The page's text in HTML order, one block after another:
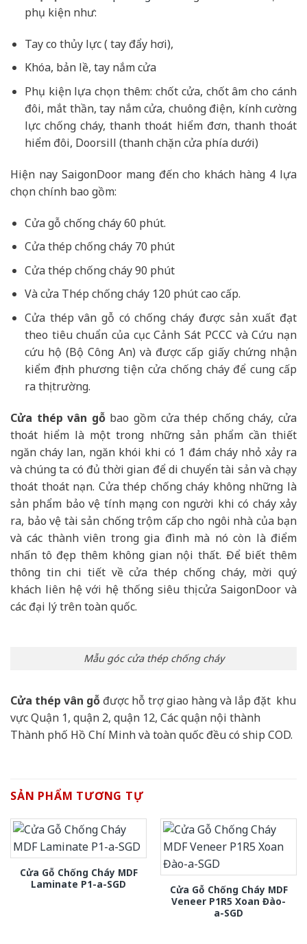
phụ kiện như:
Tay co thủy lực ( tay đẩy hơi),
Khóa, bản lề, tay nắm cửa
Phụ kiện lựa chọn thêm: chốt cửa, chốt âm cho cánh
đôi, mắt thần, tay nắm cửa, chuông điện, kính cường
lực chống cháy, thanh thoát hiểm đơn, thanh thoát
hiểm đôi, Doorsill (thanh chặn cửa phía dưới)
Hiện nay SaigonDoor mang đến cho khách hàng 4 lựa
chọn chính bao gồm:
Cửa gỗ chống cháy 60 phút.
Cửa thép chống cháy 70 phút
Cửa thép chống cháy 90 phút
Và cửa Thép chống cháy 120 phút cao cấp.
Cửa thép vân gỗ có chống cháy được sản xuất đạt
theo tiêu chuẩn của cục Cảnh Sát PCCC và Cứu nạn
cứu hộ (Bộ Công An) và được cấp giấy chứng nhận
kiểm định phương tiện cửa chống cháy để cung cấp
ra thị trường.
Cửa thép vân gỗbao gồm cửa thép chống cháy, cửa
thoát hiểm là một trong những sản phẩm cần thiết
ngăn cháy lan, ngăn khói khi có 1 đám cháy nhỏ xảy ra
và chúng ta có đủ thời gian để di chuyển tài sản và chạy
thoát thoát nạn. Cửa thép chống cháy không những là
sản phẩm bảo vệ tính mạng con người khi có cháy xảy
ra, bảo vệ tài sản chống trộm cấp cho ngôi nhà của bạn
và các thành viên trong gia đình mà nó còn là điểm
nhấn tô đẹp thêm không gian nội thất. Để biết thêm
thông tin chi tiết về cửa thép chống cháy, mời quý
khách liên hệ với hệ thống siêu thị cửa SaigonDoor và
các đại lý trên toàn quốc.
Mẫu góc cửa thép chống cháy
Cửa thép vân gỗ được hỗ trợ giao hàng và lắp đặt khu
vực Quận 1, quận 2, quận 12, Các quận nội thành
Thành phố Hồ Chí Minh và toàn quốc đều có ship COD.
SẢN PHẨM TƯƠNG TỰ
Cửa Gỗ Chống Cháy MDF
Laminate P1-a-SGD
Cửa Gỗ Chống Cháy MDF
Veneer P1R5 Xoan Đào-
a-SGD